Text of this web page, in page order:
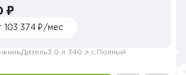
₽
103 374 ₽/мес
Дизель3.0 л. 340 л.с. Полный